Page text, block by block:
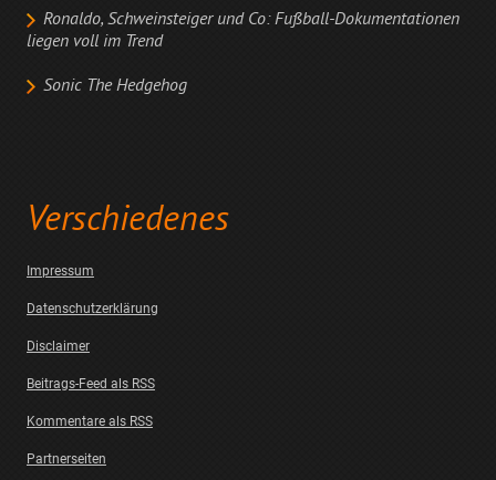
Ronaldo, Schweinsteiger und Co: Fußball-Dokumentationen
liegen voll im Trend
Sonic The Hedgehog
Verschiedenes
Impressum
Datenschutzerklärung
Disclaimer
Beitrags-Feed als RSS
Kommentare als RSS
Partnerseiten